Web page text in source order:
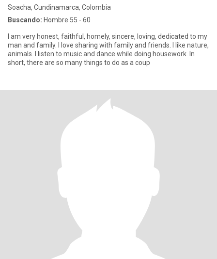
Soacha, Cundinamarca, Colombia
Buscando: Hombre 55 - 60
I am very honest, faithful, homely, sincere, loving, dedicated to my
man and family. I love sharing with family and friends. I like nature,
animals. I listen to music and dance while doing housework. In
short, there are so many things to do as a coup